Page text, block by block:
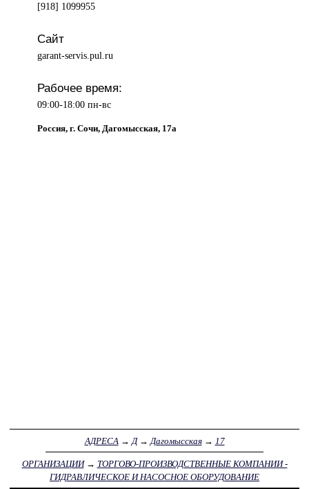
[918] 1099955
Сайт
garant-servis.pul.ru
Рабочее время:
09:00-18:00 пн-вс
Россия, г. Сочи, Дагомысская, 17а
АДРЕСА → Д→ Дагомысская→ 17
ОРГАНИЗАЦИИ→ ТОРГОВО-ПРОИЗВОДСТВЕННЫЕ КОМПАНИИ -
ГИДРАВЛИЧЕСКОЕ И НАСОСНОЕ ОБОРУДОВАНИЕ